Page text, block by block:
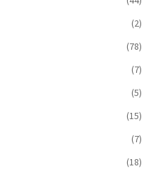
(2)
(78)
(7)
(5)
(15)
(7)
(18)